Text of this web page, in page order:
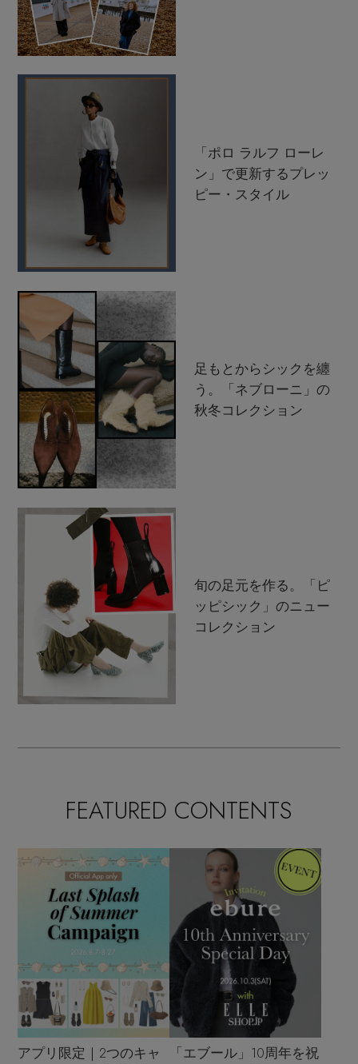
「ポロ ラルフ ローレ
ン」で更新するプレッ
ピー・スタイル
足もとからシックを纏
う。「ネブローニ」の
秋冬コレクション
旬の足元を作る。「ピ
ッピシック」のニュー
コレクション
FEATURED CONTENTS
アプリ限定｜2つのキャ
「エブール」10周年を祝